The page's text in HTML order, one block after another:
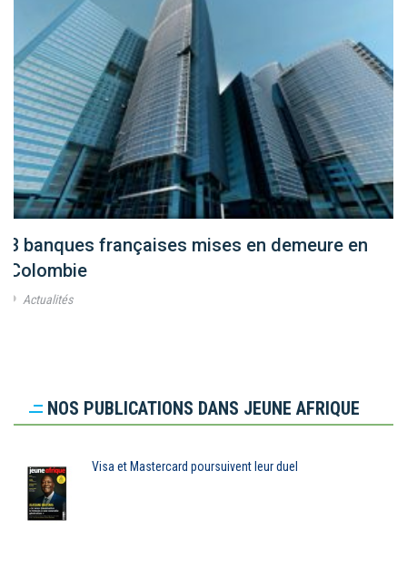
3 banques françaises mises en demeure en
Colombie
Actualités
NOS PUBLICATIONS DANS JEUNE AFRIQUE
Visa et Mastercard poursuivent leur duel